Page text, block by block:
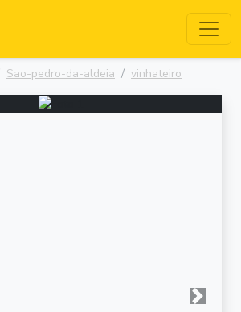
Sao-pedro-da-aldeia vinhateiro
Próxima